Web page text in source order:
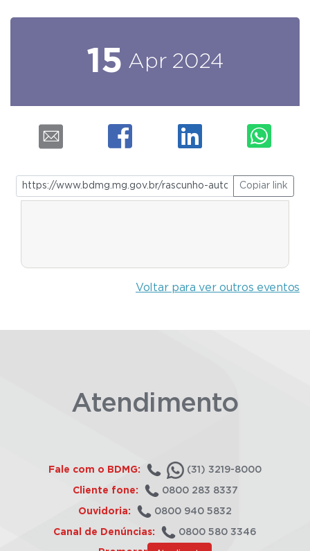
15 Apr 2024
Copiar link
Voltar para ver outros eventos
Atendimento
Fale com o BDMG: (31) 3219-8000
Cliente fone: 0800 283 8337
Ouvidoria: 0800 940 5832
Canal de Denúncias: 0800 580 3346